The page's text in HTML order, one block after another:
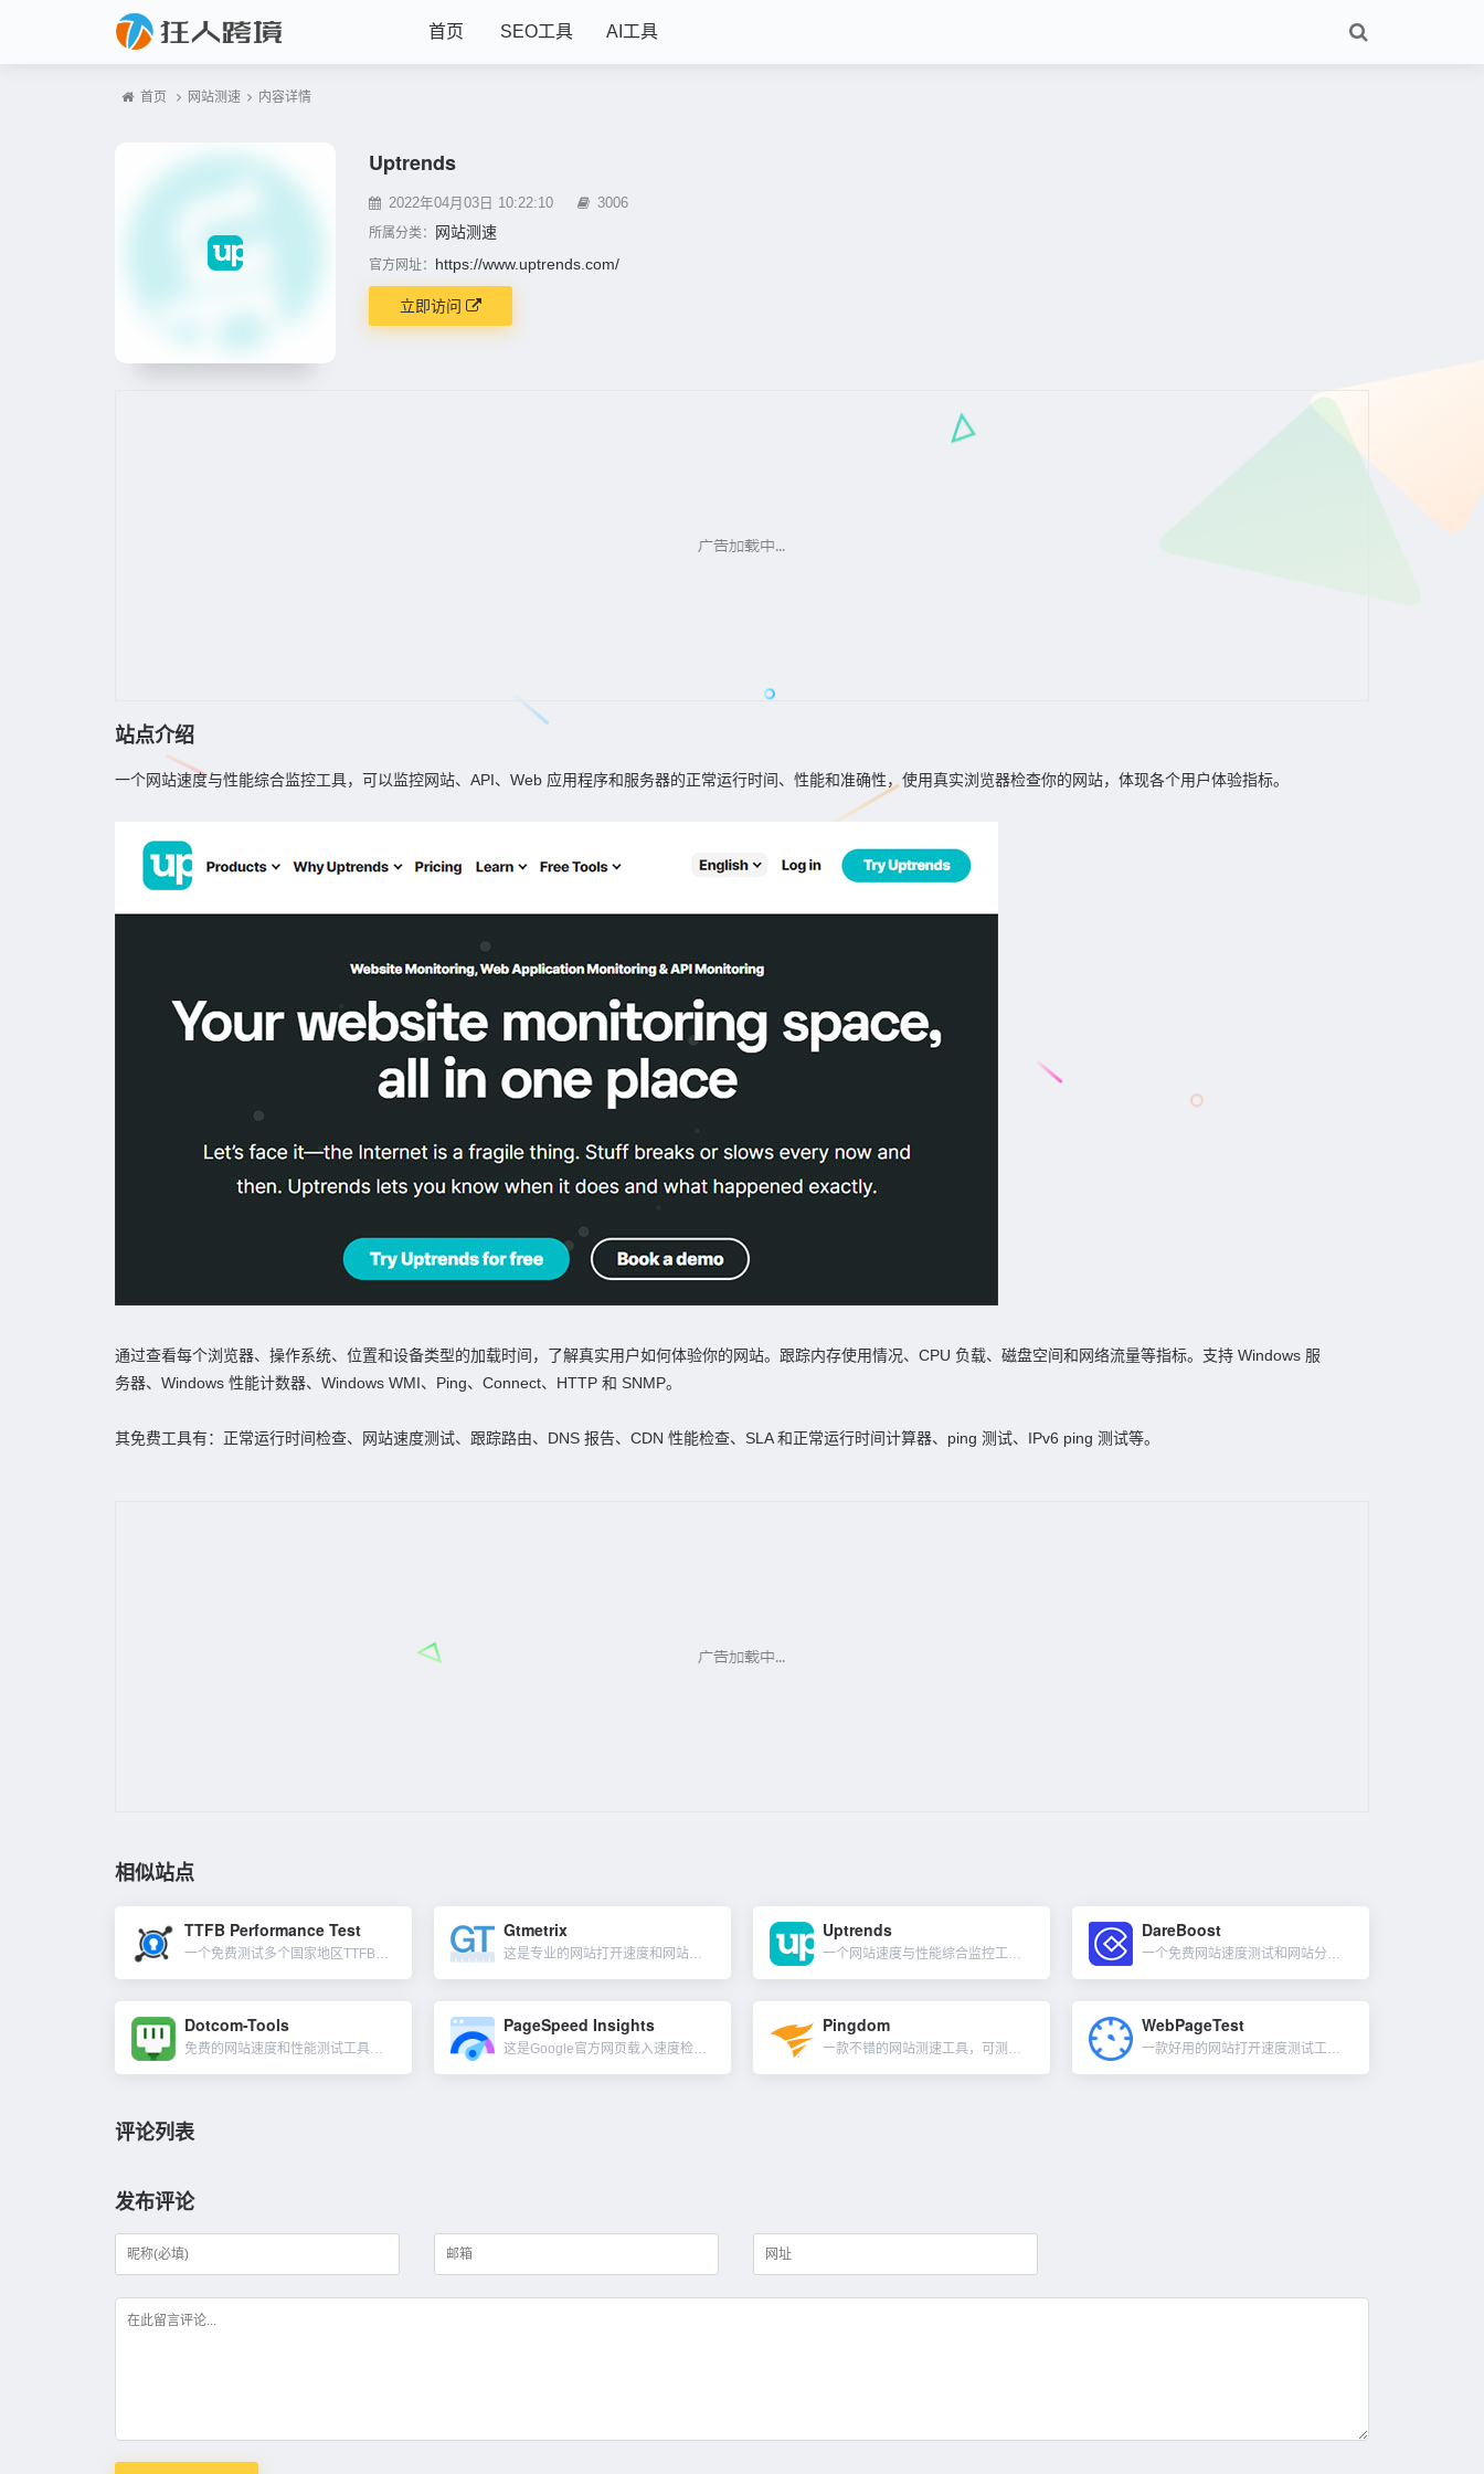
首页 SEO工具 AI工具
首页 网站测速 内容详情
Uptrends
2022年04月03日 10:22:10
3006
所属分类：
网站测速
官方网址： https://www.uptrends.com/
立即访问
站点介绍
一个网站速度与性能综合监控工具，可以监控网站、API、Web 应用程序和服务器的正常运行时间、性能和准确性，使用真实浏览器检查你的网站，体现各个用户体验指标。
通过查看每个浏览器、操作系统、位置和设备类型的加载时间，了解真实用户如何体验你的网站。跟踪内存使用情况、CPU 负载、磁盘空间和网络流量等指标。支持 Windows 服
务器、Windows 性能计数器、Windows WMI、Ping、Connect、HTTP 和 SNMP。
其免费工具有：正常运行时间检查、网站速度测试、跟踪路由、DNS 报告、CDN 性能检查、SLA 和正常运行时间计算器、ping 测试、IPv6 ping 测试等。
相似站点
TTFB Performance Test
一个免费测试多个国家地区TTFB应答数据的工具。TTFB 是Time To First Byte的缩写，是指从访客打开网站页面到网页内容开始呈现之间的等待时间。可以理解为发出页面请求到接收到应答数据第...
Gtmetrix
这是专业的网站打开速度和网站性能评测工具，也是网站用户体验的检测工具，优秀的网站性能和良好的用户体验是网站获得更多客户的基本条件。主要有PageSpeed和YSlow两部分组成，并提供相应的得分数据，...
Uptrends
一个网站速度与性能综合监控工具，可以监控网站、API、Web 应用程序和服务器的正常运行时间、性能和准确性，使用真实浏览器检查你的网站，体现各个用户体验指标。通过查看每个浏览器、操作系统、位置和设备类...
DareBoost
一个免费网站速度测试和网站分析工具，每月5次免费分析，它提供超过100种不同的检查项目用以分析你的网站速度。可以测试桌面端与移动页面、Firefox 与 Chrome 和五个节点的速度差异。Web性能...
Dotcom-Tools
免费的网站速度和性能测试工具，主要是分析外贸网站在全球各地的速度测试，输入网址后，会出现每个地区节点的载入时间、重复测试后的载入时间、下载页面大小及遭遇到的错误记录。Dotcom-Tools其它测试工...
PageSpeed Insights
这是Google官方网页载入速度检测工具，可以分析页面载入的各个方面，包括资源、网络、DOM以及时间线等等信息。在线版本也有一个Chrome扩展，叫PageSpeed Insights，你可以从Chr...
Pingdom
一款不错的网站测速工具，可测试页面加载速度，分析并找出性能瓶颈。帮助用户找出影响网站速度的原因，并且对这些因素提供具体的分析说明，并给出改善网页性能的可行性方案。综合监控功能：...
WebPageTest
一款好用的网站打开速度测试工具，另外可以在世界各地的真实浏览器、设备和位置测试你网站的性能。使用DNS、TCP、TLS等组件深入剖析你的网页，并给你详细的分析。Kissmetrics 的一项数据调查显...
评论列表
发布评论